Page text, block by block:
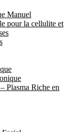
Manuel
pour la cellulite et
Plasma Riche en